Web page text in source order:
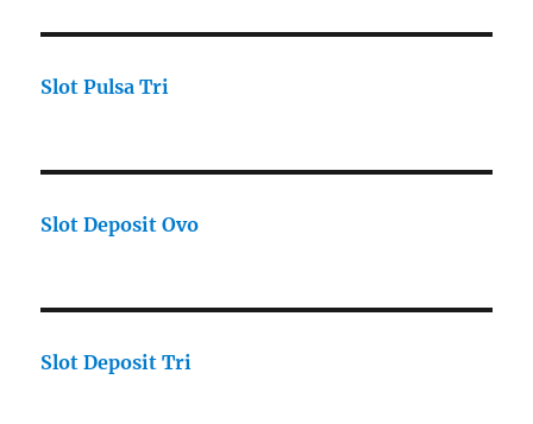
Slot Pulsa Tri
Slot Deposit Ovo
Slot Deposit Tri